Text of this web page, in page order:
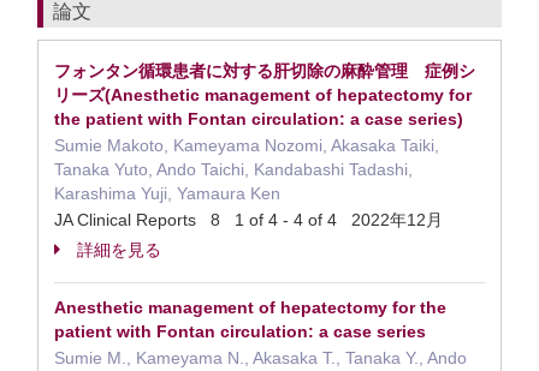
論文
フォンタン循環患者に対する肝切除の麻酔管理 症例シ
リーズ(Anesthetic management of hepatectomy for
the patient with Fontan circulation: a case series)
Sumie Makoto, Kameyama Nozomi, Akasaka Taiki,
Tanaka Yuto, Ando Taichi, Kandabashi Tadashi,
Karashima Yuji, Yamaura Ken
JA Clinical Reports 8 1 of 4 - 4 of 4 2022年12月
詳細を見る
Anesthetic management of hepatectomy for the
patient with Fontan circulation: a case series
Sumie M., Kameyama N., Akasaka T., Tanaka Y., Ando